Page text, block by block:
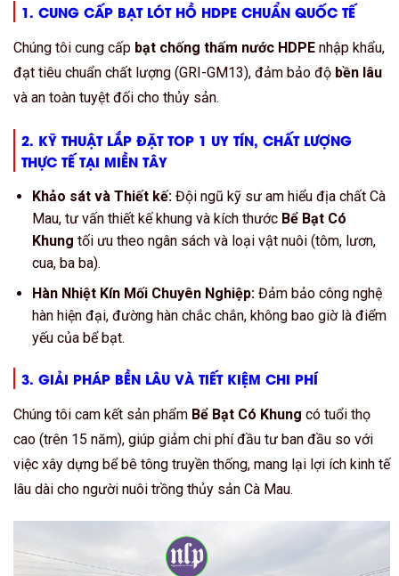
1. CUNG CẤP BẠT LÓT HỒ HDPE CHUẨN QUỐC TẾ
Chúng tôi cung cấp bạt chống thấm nước HDPE nhập khẩu,
đạt tiêu chuẩn chất lượng (GRI-GM13), đảm bảo độ bền lâu
và an toàn tuyệt đối cho thủy sản.
2. KỸ THUẬT LẮP ĐẶTTOP 1 UY TÍN, CHẤT LƯỢNG
THỰC TẾTẠI MIỀN TÂY
Khảo sát và Thiết kế:Đội ngũ kỹ sư am hiểu địa chất Cà
Mau, tư vấn thiết kế khung và kích thước Bể Bạt Có
Khung tối ưu theo ngân sách và loại vật nuôi (tôm, lươn,
cua, ba ba).
Hàn Nhiệt Kín Mối Chuyên Nghiệp:Đảm bảo công nghệ
hàn hiện đại, đường hàn chắc chắn, không bao giờ là điểm
yếu của bể bạt.
3. GIẢI PHÁP BỀN LÂU VÀ TIẾT KIỆM CHI PHÍ
Chúng tôi cam kết sản phẩm Bể Bạt Có Khung có tuổi thọ
cao (trên 15 năm), giúp giảm chi phí đầu tư ban đầu so với
việc xây dựng bể bê tông truyền thống, mang lại lợi ích kinh tế
lâu dài cho người nuôi trồng thủy sản Cà Mau.